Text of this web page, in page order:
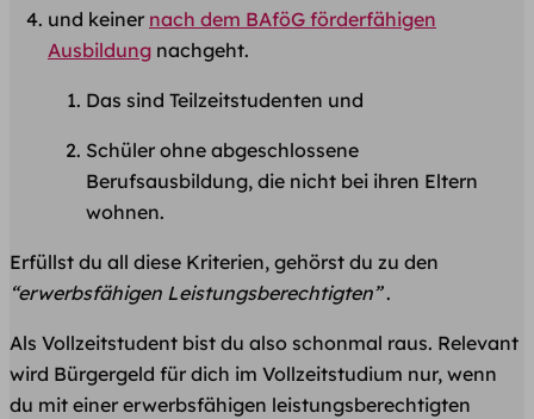
und keiner nach dem BAföG förderfähigen
Ausbildung nachgeht.
Das sind Teilzeitstudenten und
Schüler ohne abgeschlossene
Berufsausbildung, die nicht bei ihren Eltern
wohnen.
Erfüllst du all diese Kriterien, gehörst du zu den
“erwerbsfähigen Leistungsberechtigten”.
Als Vollzeitstudent bist du also schonmal raus. Relevant
wird Bürgergeld für dich im Vollzeitstudium nur, wenn
du mit einer erwerbsfähigen leistungsberechtigten